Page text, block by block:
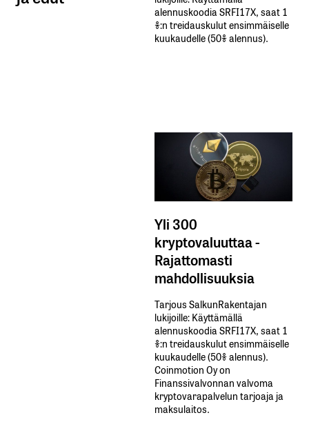
alennuskoodia​ ​SRFI17X,​ ​saat​ ​1
%:n treidauskulut​ ​ensimmäiselle​ ​
kuukaudelle​ ​(50%​ ​alennus).
Yli 300
kryptovaluuttaa -
Rajattomasti
mahdollisuuksia
Tarjous SalkunRakentajan
lukijoille: Käyttämällä​ ​
alennuskoodia​ ​SRFI17X,​ ​saat​ ​1
%:n treidauskulut​ ​ensimmäiselle​ ​
kuukaudelle​ ​(50%​ ​alennus).
Coinmotion Oy on
Finanssivalvonnan valvoma
kryptovarapalvelun tarjoaja ja
maksulaitos.